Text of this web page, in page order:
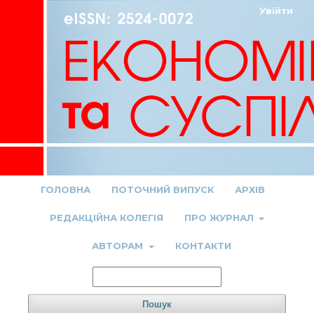
ГОЛОВНА ПОТОЧНИЙ ВИПУСК АРХІВ
РЕДАКЦІЙНА КОЛЕГІЯ ПРО ЖУРНАЛ
АВТОРАМ КОНТАКТИ
Пошук
Увійти